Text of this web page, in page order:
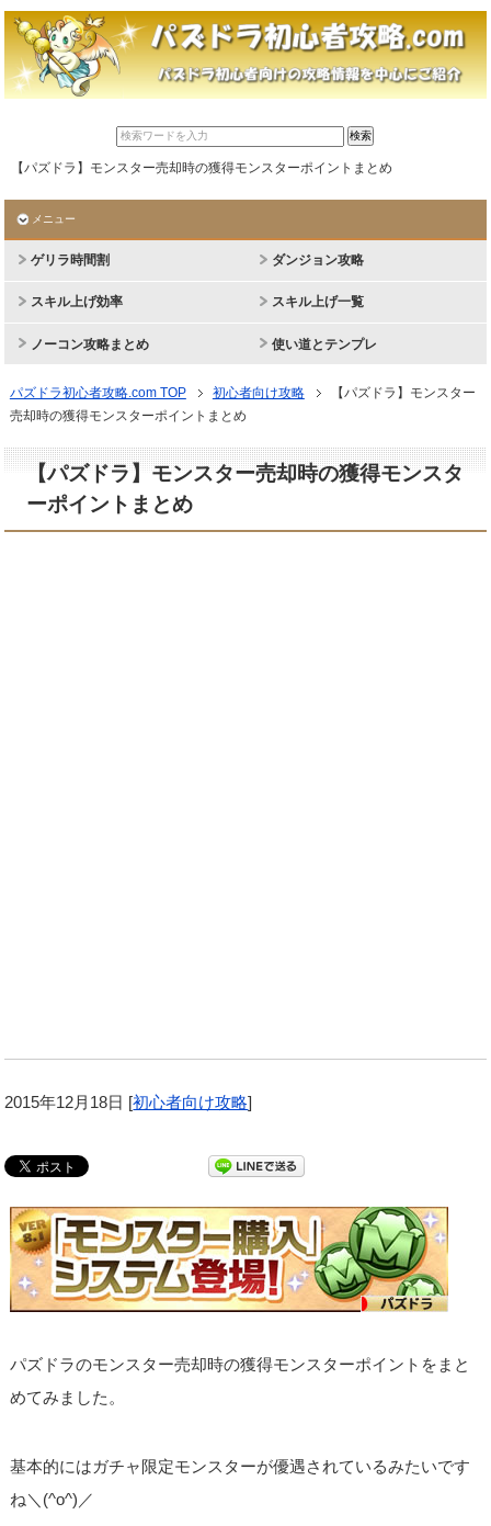
【パズドラ】モンスター売却時の獲得モンスターポイントまとめ
メニュー
ゲリラ時間割 ダンジョン攻略
スキル上げ効率 スキル上げ一覧
ノーコン攻略まとめ 使い道とテンプレ
パズドラ初心者攻略.com TOP 初心者向け攻略
【パズドラ】モンスター
売却時の獲得モンスターポイントまとめ
【パズドラ】モンスター売却時の獲得モンスタ
ーポイントまとめ
2015年12月18日 [初心者向け攻略]
パズドラのモンスター売却時の獲得モンスターポイントをまと
めてみました。
基本的にはガチャ限定モンスターが優遇されているみたいです
ね＼(^o^)／